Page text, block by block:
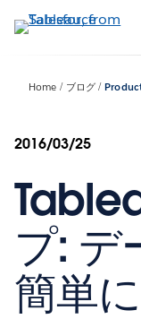
イ
ン
に
Home ブログ
2016/03/25
プ: デ
簡単